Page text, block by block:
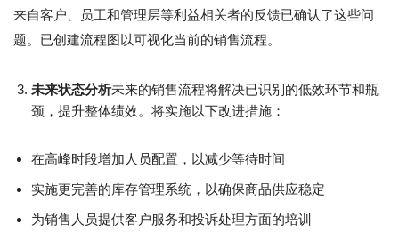
来自客户、员工和管理层等利益相关者的反馈已确认了这些问
题。已创建流程图以可视化当前的销售流程。
未来状态分析未来的销售流程将解决已识别的低效环节和瓶
颈，提升整体绩效。将实施以下改进措施：
在高峰时段增加人员配置，以减少等待时间
实施更完善的库存管理系统，以确保商品供应稳定
为销售人员提供客户服务和投诉处理方面的培训